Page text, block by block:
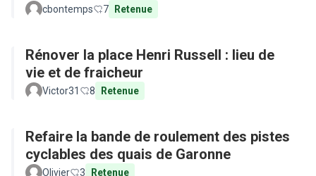
cbontemps 7 Retenue
Rénover la place Henri Russell : lieu de
vie et de fraicheur
Victor31 8 Retenue
Refaire la bande de roulement des pistes
cyclables des quais de Garonne
Olivier 3 Retenue